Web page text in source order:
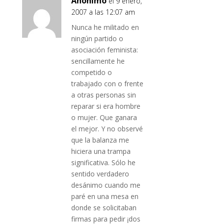
2007 a las 12:07 am
Nunca he militado en
ningún partido o
asociación feminista:
sencillamente he
competido o
trabajado con o frente
a otras personas sin
reparar si era hombre
o mujer. Que ganara
el mejor. Y no observé
que la balanza me
hiciera una trampa
significativa. Sólo he
sentido verdadero
desánimo cuando me
paré en una mesa en
donde se solicitaban
firmas para pedir ¡dos